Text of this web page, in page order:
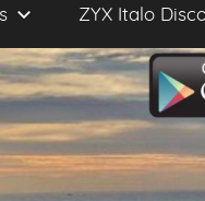
ZYX Italo